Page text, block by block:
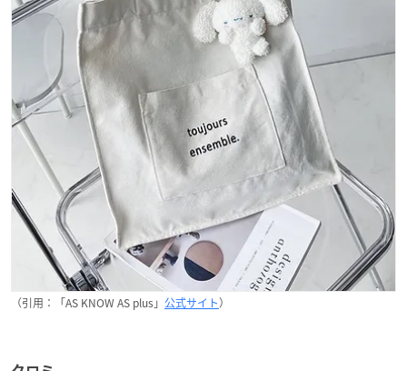
（引用：「AS KNOW AS plus」 公式サイト）